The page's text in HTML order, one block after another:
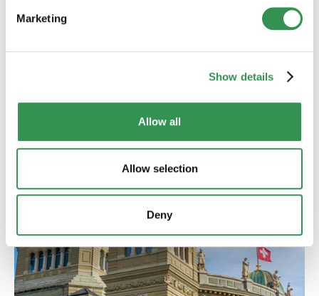
Marketing
Show details
Allow all
Allow selection
Deny
Approfondimenti, storie di successo ispirate e
consigli pratici per gli imprenditori: scoprite gli
altri articoli del nostro blog.